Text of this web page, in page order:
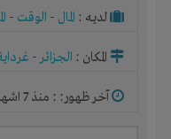
لديـه : المال - الوقت -
المكان : الجزائر-
آخر ظهور: : منذ 7 اشهر